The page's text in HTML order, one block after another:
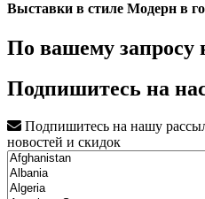
Выставки в стиле Модерн в
По вашему запросу
Подпишитесь на
Подпишитесь на нашу
новостей и скидок